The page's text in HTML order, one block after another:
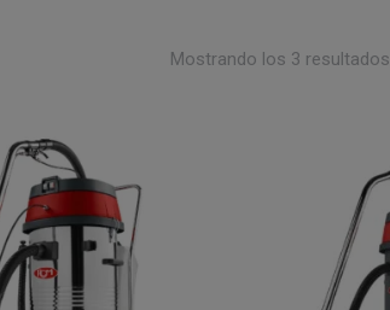
Mostrando los 3 resultados